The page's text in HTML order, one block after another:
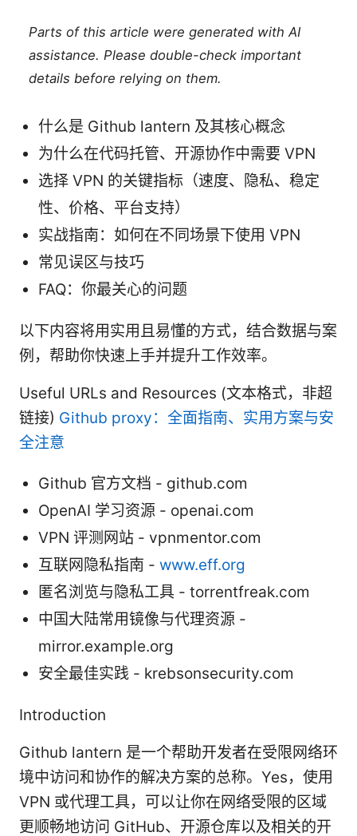
Parts of this article were generated with AI
assistance. Please double-check important
details before relying on them.
什么是 Github lantern 及其核心概念
为什么在代码托管、开源协作中需要 VPN
选择 VPN 的关键指标（速度、隐私、稳定
性、价格、平台支持）
实战指南：如何在不同场景下使用 VPN
常见误区与技巧
FAQ：你最关心的问题
以下内容将用实用且易懂的方式，结合数据与案
例，帮助你快速上手并提升工作效率。
Useful URLs and Resources (文本格式，非超
链接) Github proxy：全面指南、实用方案与安
全注意
Github 官方文档 - github.com
OpenAI 学习资源 - openai.com
VPN 评测网站 - vpnmentor.com
互联网隐私指南 - www.eff.org
匿名浏览与隐私工具 - torrentfreak.com
中国大陆常用镜像与代理资源 -
mirror.example.org
安全最佳实践 - krebsonsecurity.com
Introduction
Github lantern 是一个帮助开发者在受限网络环
境中访问和协作的解决方案的总称。Yes，使用
VPN 或代理工具，可以让你在网络受限的区域
更顺畅地访问 GitHub、开源仓库以及相关的开